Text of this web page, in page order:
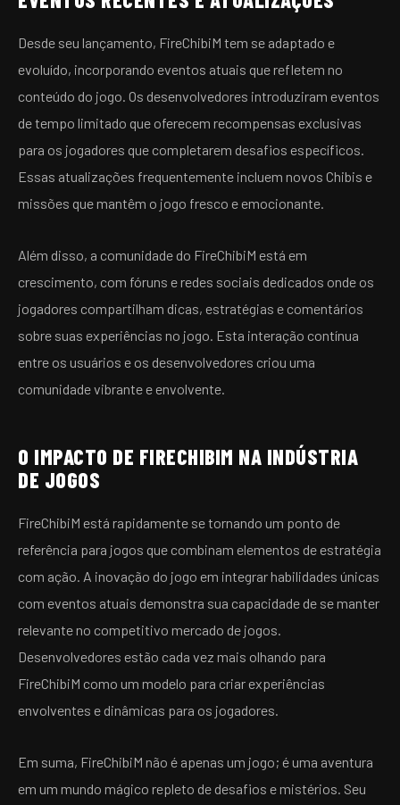
Desde seu lançamento, FireChibiM tem se adaptado e
evoluído, incorporando eventos atuais que refletem no
conteúdo do jogo. Os desenvolvedores introduziram eventos
de tempo limitado que oferecem recompensas exclusivas
para os jogadores que completarem desafios específicos.
Essas atualizações frequentemente incluem novos Chibis e
missões que mantêm o jogo fresco e emocionante.
Além disso, a comunidade do FireChibiM está em
crescimento, com fóruns e redes sociais dedicados onde os
jogadores compartilham dicas, estratégias e comentários
sobre suas experiências no jogo. Esta interação contínua
entre os usuários e os desenvolvedores criou uma
comunidade vibrante e envolvente.
O IMPACTO DE FIRECHIBIM NA INDÚSTRIA
DE JOGOS
FireChibiM está rapidamente se tornando um ponto de
referência para jogos que combinam elementos de estratégia
com ação. A inovação do jogo em integrar habilidades únicas
com eventos atuais demonstra sua capacidade de se manter
relevante no competitivo mercado de jogos.
Desenvolvedores estão cada vez mais olhando para
FireChibiM como um modelo para criar experiências
envolventes e dinâmicas para os jogadores.
Em suma, FireChibiM não é apenas um jogo; é uma aventura
em um mundo mágico repleto de desafios e mistérios. Seu